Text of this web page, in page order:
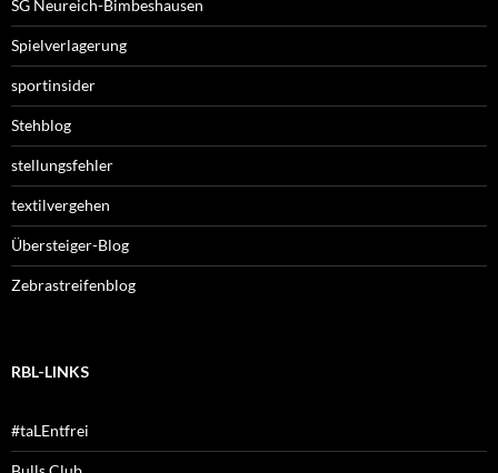
SG Neureich-Bimbeshausen
Spielverlagerung
sportinsider
Stehblog
stellungsfehler
textilvergehen
Übersteiger-Blog
Zebrastreifenblog
RBL-LINKS
#taLEntfrei